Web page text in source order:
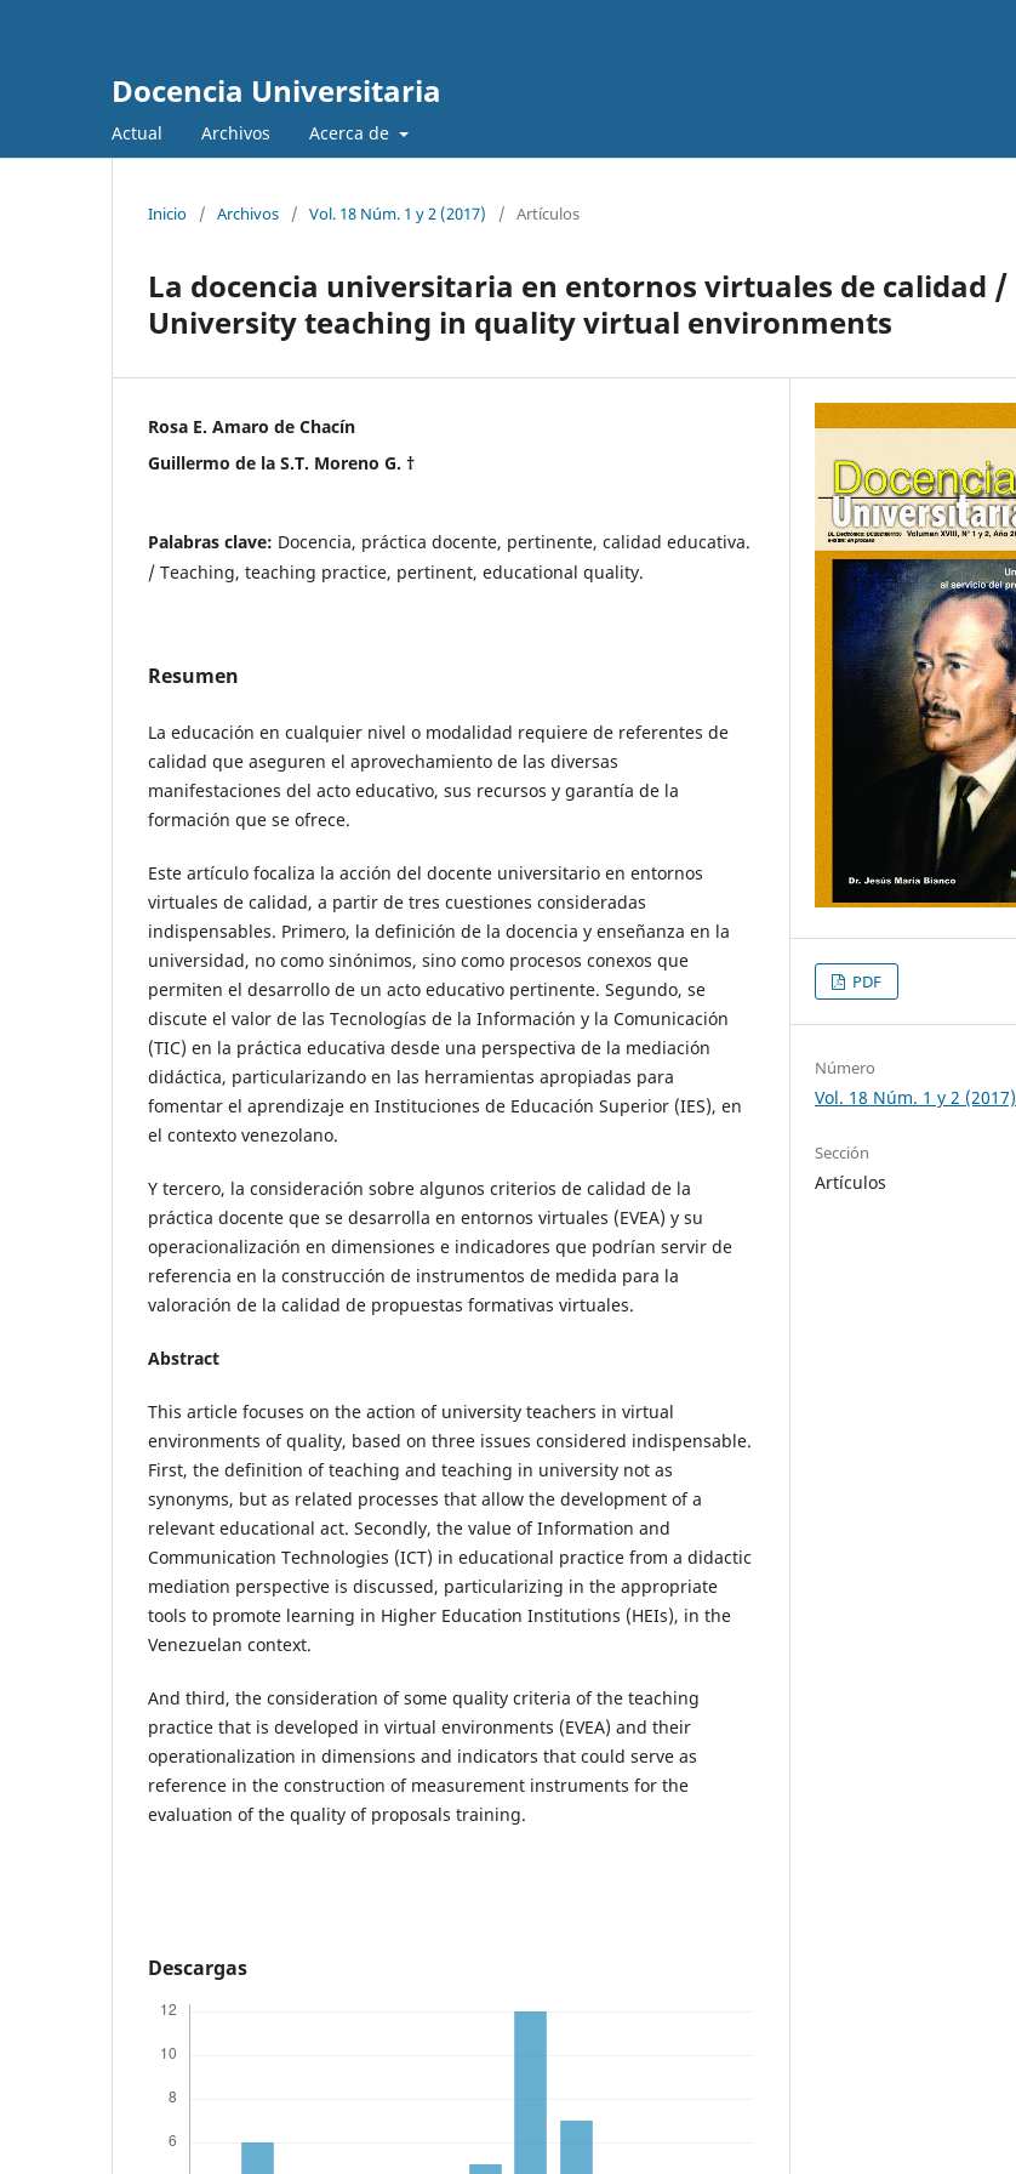
Docencia Universitaria
Actual Archivos Acerca de
Inicio / Archivos / Vol. 18 Núm. 1 y 2 (2017) / Artículos
La docencia universitaria en entornos virtuales de calidad /
University teaching in quality virtual environments
Rosa E. Amaro de Chacín
Guillermo de la S.T. Moreno G. †
Palabras clave: Docencia, práctica docente, pertinente, calidad educativa.
/ Teaching, teaching practice, pertinent, educational quality.
Resumen
La educación en cualquier nivel o modalidad requiere de referentes de
calidad que aseguren el aprovechamiento de las diversas
manifestaciones del acto educativo, sus recursos y garantía de la
formación que se ofrece.
Este artículo focaliza la acción del docente universitario en entornos
virtuales de calidad, a partir de tres cuestiones consideradas
indispensables. Primero, la definición de la docencia y enseñanza en la
universidad, no como sinónimos, sino como procesos conexos que
permiten el desarrollo de un acto educativo pertinente. Segundo, se
discute el valor de las Tecnologías de la Información y la Comunicación
(TIC) en la práctica educativa desde una perspectiva de la mediación
didáctica, particularizando en las herramientas apropiadas para
fomentar el aprendizaje en Instituciones de Educación Superior (IES), en
el contexto venezolano.
Y tercero, la consideración sobre algunos criterios de calidad de la
práctica docente que se desarrolla en entornos virtuales (EVEA) y su
operacionalización en dimensiones e indicadores que podrían servir de
referencia en la construcción de instrumentos de medida para la
valoración de la calidad de propuestas formativas virtuales.
Abstract
This article focuses on the action of university teachers in virtual
environments of quality, based on three issues considered indispensable.
First, the definition of teaching and teaching in university not as
synonyms, but as related processes that allow the development of a
relevant educational act. Secondly, the value of Information and
Communication Technologies (ICT) in educational practice from a didactic
mediation perspective is discussed, particularizing in the appropriate
tools to promote learning in Higher Education Institutions (HEIs), in the
Venezuelan context.
And third, the consideration of some quality criteria of the teaching
practice that is developed in virtual environments (EVEA) and their
operationalization in dimensions and indicators that could serve as
reference in the construction of measurement instruments for the
evaluation of the quality of proposals training.
Descargas
PDF
Número
Vol. 18 Núm. 1 y 2 (2017)
Sección
Artículos